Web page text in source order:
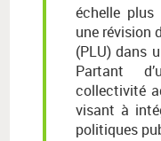
échelle plus
une révision
(PLU) dans
Partant
collectivité
visant à
politiques